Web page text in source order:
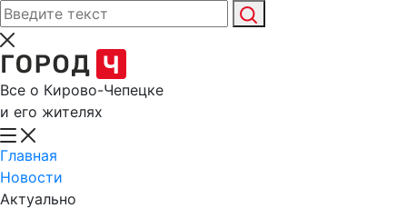
Все о Кирово-Чепецке
и его жителях
Главная
Новости
Актуально